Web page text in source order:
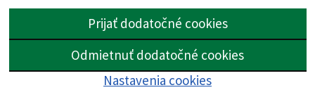
Prijať dodatočné cookies
Odmietnuť dodatočné cookies
Nastavenia cookies